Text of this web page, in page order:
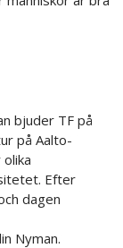
bjuder TF på
på Aalto-
Efter
dagen
Nyman.